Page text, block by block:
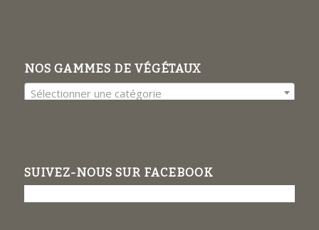
NOS GAMMES DE VÉGÉTAUX
Sélectionner une catégorie
SUIVEZ-NOUS SUR FACEBOOK